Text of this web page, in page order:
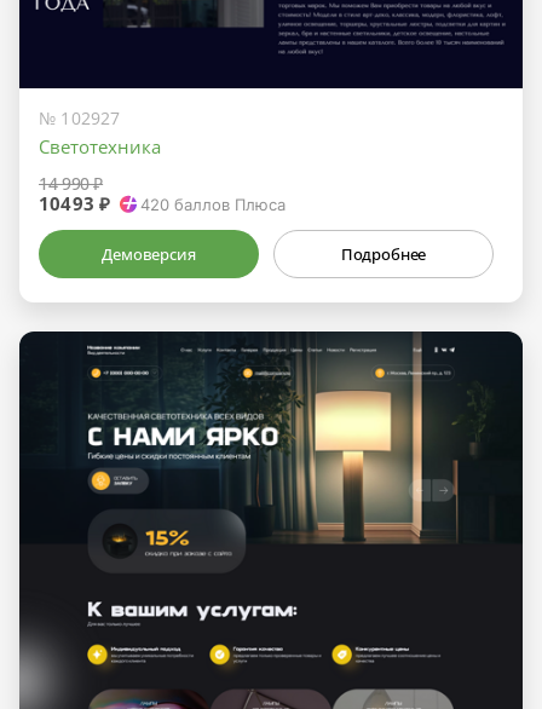
№ 102927
Светотехника
14 990 ₽
10493 ₽ 420 баллов Плюса
Демоверсия Подробнее